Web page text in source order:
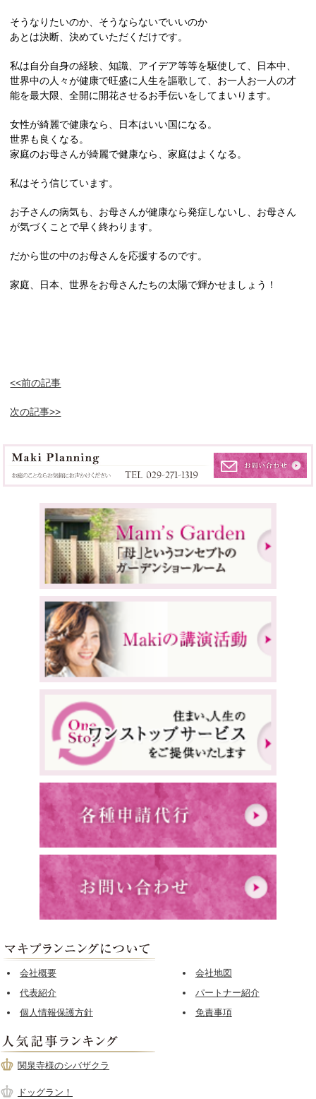
そうなりたいのか、そうならないでいいのか
あとは決断、決めていただくだけです。
私は自分自身の経験、知識、アイデア等等を駆使して、日本中、
世界中の人々が健康で旺盛に人生を謳歌して、お一人お一人の才
能を最大限、全開に開花させるお手伝いをしてまいります。
女性が綺麗で健康なら、日本はいい国になる。
世界も良くなる。
家庭のお母さんが綺麗で健康なら、家庭はよくなる。
私はそう信じています。
お子さんの病気も、お母さんが健康なら発症しないし、お母さん
が気づくことで早く終わります。
だから世の中のお母さんを応援するのです。
家庭、日本、世界をお母さんたちの太陽で輝かせましょう！
<<前の記事
次の記事>>
会社概要
会社地図
代表紹介
パートナー紹介
個人情報保護方針
免責事項
関泉寺様のシバザクラ
ドッグラン！